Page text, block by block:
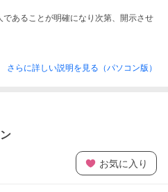
あることが明確になり次第、開示させ
さらに詳しい説明を見る（パソコン版）
お気に入り